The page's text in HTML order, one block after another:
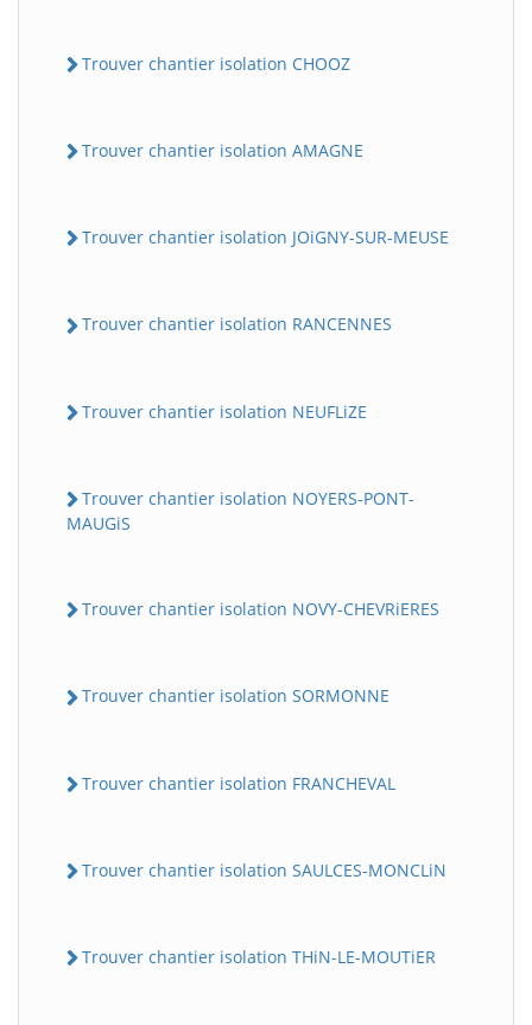
Trouver chantier isolation CHOOZ
Trouver chantier isolation AMAGNE
Trouver chantier isolation JOiGNY-SUR-MEUSE
Trouver chantier isolation RANCENNES
Trouver chantier isolation NEUFLiZE
Trouver chantier isolation NOYERS-PONT-
MAUGiS
Trouver chantier isolation NOVY-CHEVRiERES
Trouver chantier isolation SORMONNE
Trouver chantier isolation FRANCHEVAL
Trouver chantier isolation SAULCES-MONCLiN
Trouver chantier isolation THiN-LE-MOUTiER